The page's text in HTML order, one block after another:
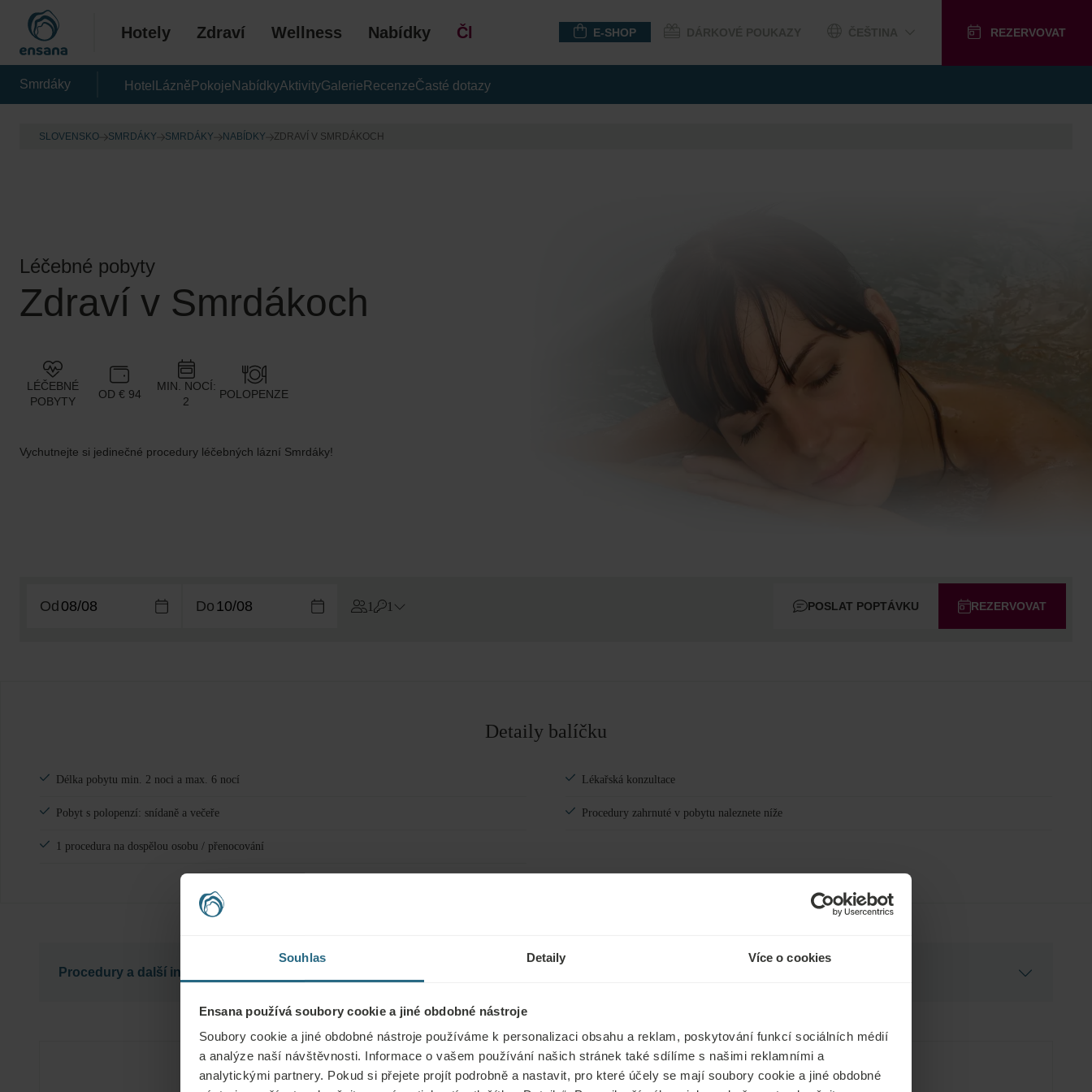
Souhlas Detaily Více o cookies
Ensana používá soubory cookie a jiné obdobné nástroje
Soubory cookie a jiné obdobné nástroje používáme k personalizaci obsahu a reklam, poskytování funkcí sociálních médií
a analýze naší návštěvnosti. Informace o vašem používání našich stránek také sdílíme s našimi reklamními a
analytickými partnery. Pokud si přejete projít podrobně a nastavit, pro které účely se mají soubory cookie a jiné obdobné
Hotely Zdraví Wellness Nabídky Členství E-SHOP REZERVOVAT
Smrdáky Hotel Lázně Pokoje NabídkyAktivityGalerie RecenzeČasté dotazy
SLOVENSKO SMRDÁKY SMRDÁKY NABÍDKY ZDRAVÍ V SMRDÁKOCH
Léčebné pobyty
Zdraví v Smrdákoch
LÉČEBNÉ
POBYTY
OD € 94
MIN. NOCÍ:
2
POLOPENZE
Vychutnejte si jedinečné procedury léčebných lázní Smrdáky!
Od Do 1 1 REZERVOVAT
POSLAT POPTÁVKU
Detaily balíčku
Délka pobytu min. 2 noci a max. 6 nocí
Pobyt s polopenzí: snídaně a večeře
1 procedura na dospělou osobu / přenocování
Lékařská konzultace
Procedury zahrnuté v pobytu naleznete níže
Procedury a další info
Relaxační program obsahuje následující procedury:
2 noci: 1x Vanová minerální koupel, 1x Bahenní zábal
3 noci: 2x Vanová minerální koupel, 1x Bahenní zábal